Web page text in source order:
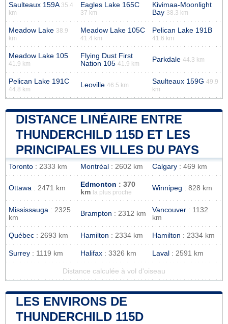
Saulteaux 159A 35.4
km
Eagles Lake 165C
37 km
Kivimaa-Moonlight
Bay 38.3 km
Meadow Lake 38.9
km
Meadow Lake 105C
41.4 km
Pelican Lake 191B
41.6 km
Meadow Lake 105
41.9 km
Flying Dust First
Nation 105 41.9 km
Parkdale 44.3 km
Pelican Lake 191C
44.8 km
Leoville 46.5 km Saulteaux 159G 49.9
km
DISTANCE LINÉAIRE ENTRE
THUNDERCHILD 115D ET LES
PRINCIPALES VILLES DU PAYS
Toronto : 2333 km Montréal : 2602 km Calgary : 469 km
Ottawa : 2471 km Edmonton : 370
km
la plus proche
Winnipeg : 828 km
Mississauga : 2325
km
Brampton : 2312 km Vancouver : 1132
km
Québec : 2693 km Hamilton : 2334 km Hamilton : 2334 km
Surrey : 1119 km Halifax : 3326 km Laval : 2591 km
Distance calculée à vol d'oiseau
LES ENVIRONS DE
THUNDERCHILD 115D